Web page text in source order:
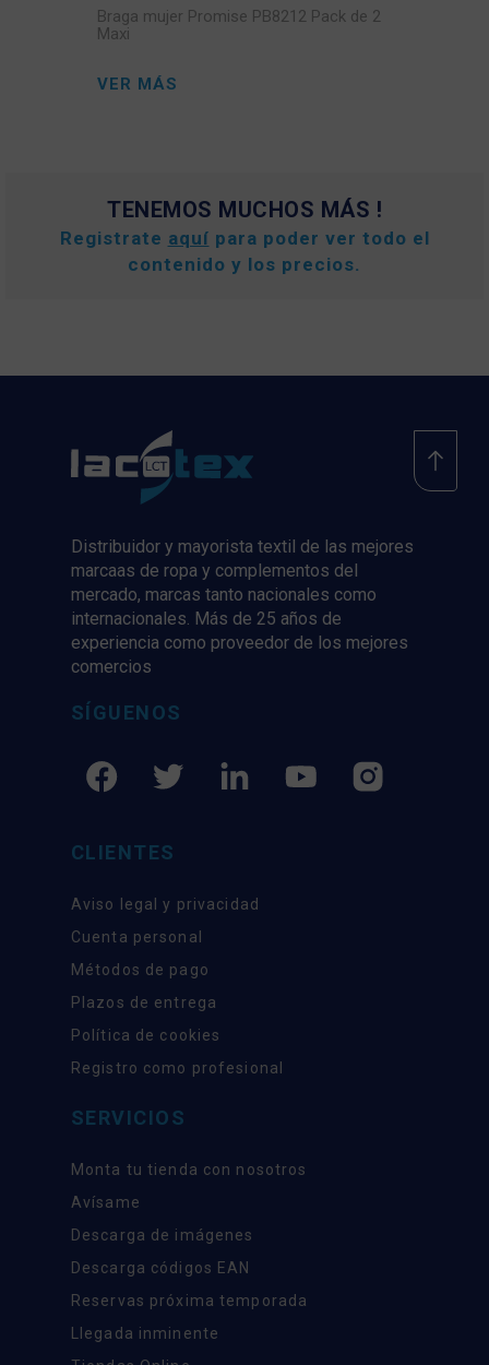
Braga mujer Promise PB8212 Pack de 2
Maxi
VER MÁS
TENEMOS MUCHOS MÁS !
Registrate aquí para poder ver todo el
contenido y los precios.
Distribuidor y mayorista textil de las mejores
marcaas de ropa y complementos del
mercado, marcas tanto nacionales como
internacionales. Más de 25 años de
experiencia como proveedor de los mejores
comercios
SÍGUENOS
CLIENTES
Aviso legal y privacidad
Cuenta personal
Métodos de pago
Plazos de entrega
Política de cookies
Registro como profesional
SERVICIOS
Monta tu tienda con nosotros
Avísame
Descarga de imágenes
Descarga códigos EAN
Reservas próxima temporada
Llegada inminente